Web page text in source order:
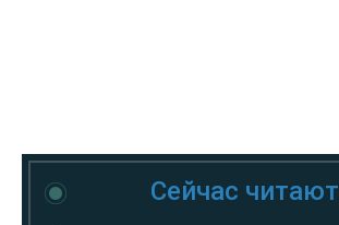
Сейчас читают